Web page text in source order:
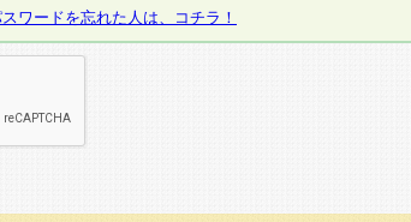
ワードを忘れた人は、コチラ！